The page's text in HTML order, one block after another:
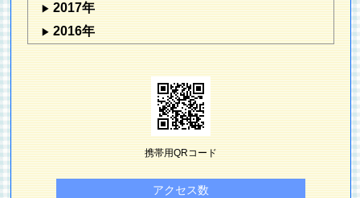
2017年
2016年
携帯用QRコード
アクセス数